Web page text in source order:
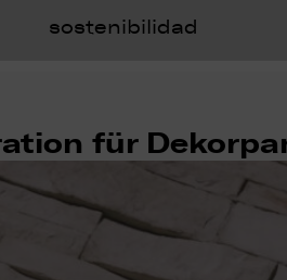
sostenibilidad
für